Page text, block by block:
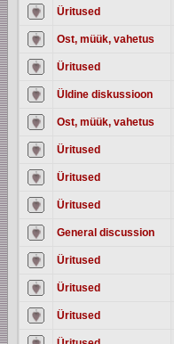
Üritused
Ost, müük, vahetus
Üritused
Üldine diskussioon
Ost, müük, vahetus
Üritused
Üritused
Üritused
General discussion
Üritused
Üritused
Üritused